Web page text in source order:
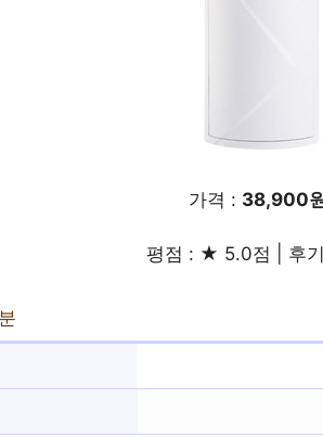
가격 : 38,900
평점 : ★ 5.0점 | 후